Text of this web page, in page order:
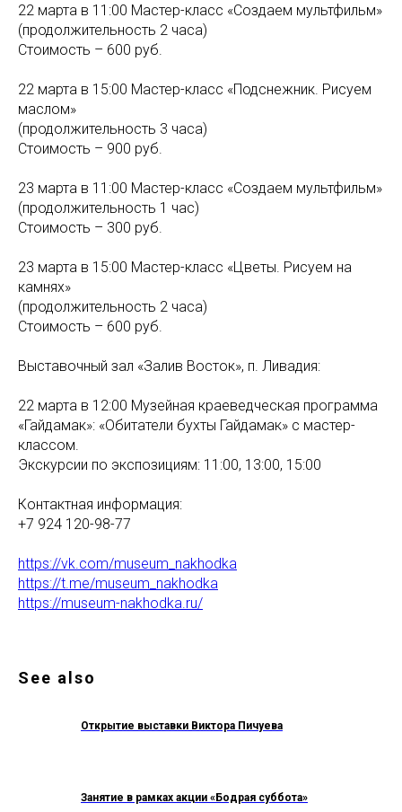
22 марта в 11:00 Мастер-класс «Создаем мультфильм»
(продолжительность 2 часа)
Стоимость – 600 руб.
22 марта в 15:00 Мастер-класс «Подснежник. Рисуем
маслом»
(продолжительность 3 часа)
Стоимость – 900 руб.
23 марта в 11:00 Мастер-класс «Создаем мультфильм»
(продолжительность 1 час)
Стоимость – 300 руб.
23 марта в 15:00 Мастер-класс «Цветы. Рисуем на
камнях»
(продолжительность 2 часа)
Стоимость – 600 руб.
Выставочный зал «Залив Восток», п. Ливадия:
22 марта в 12:00 Музейная краеведческая программа
«Гайдамак»: «Обитатели бухты Гайдамак» с мастер-
классом.
Экскурсии по экспозициям: 11:00, 13:00, 15:00
Контактная информация:
+7 924 120-98-77
https://vk.com/museum_nakhodka
https://t.me/museum_nakhodka
https://museum-nakhodka.ru/
See also
Открытие выставки Виктора Пичуева
Занятие в рамках акции «Бодрая суббота»